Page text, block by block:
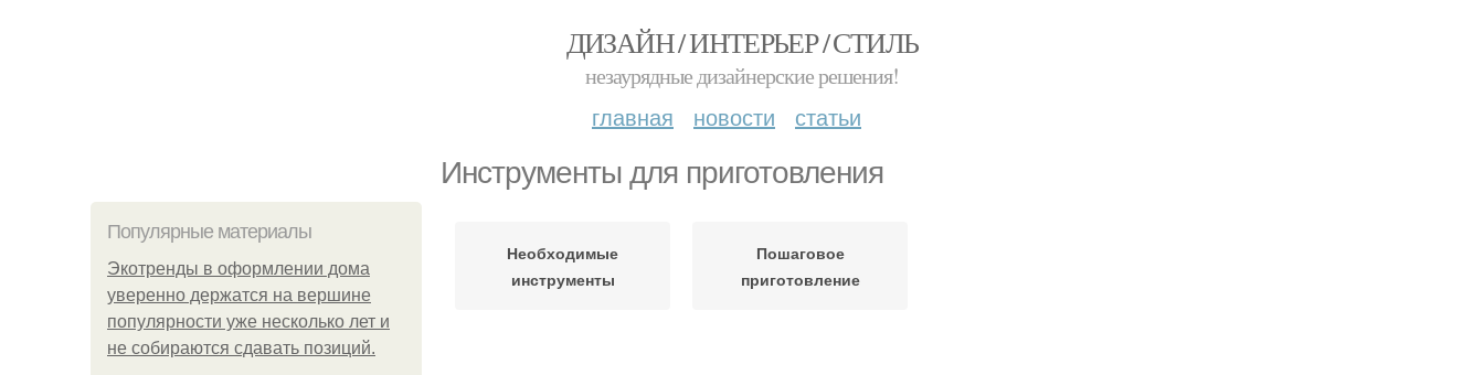
ДИЗАЙН / ИНТЕРЬЕР / СТИЛЬ
незаурядные дизайнерские решения!
главная новости статьи
Инструменты для приготовления
Популярные материалы
Экотренды в оформлении дома
уверенно держатся на вершине
популярности уже несколько лет и
не собираются сдавать позиций.
Необходимые
инструменты
Пошаговое
приготовление